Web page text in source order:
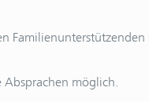
Absprachen möglich.